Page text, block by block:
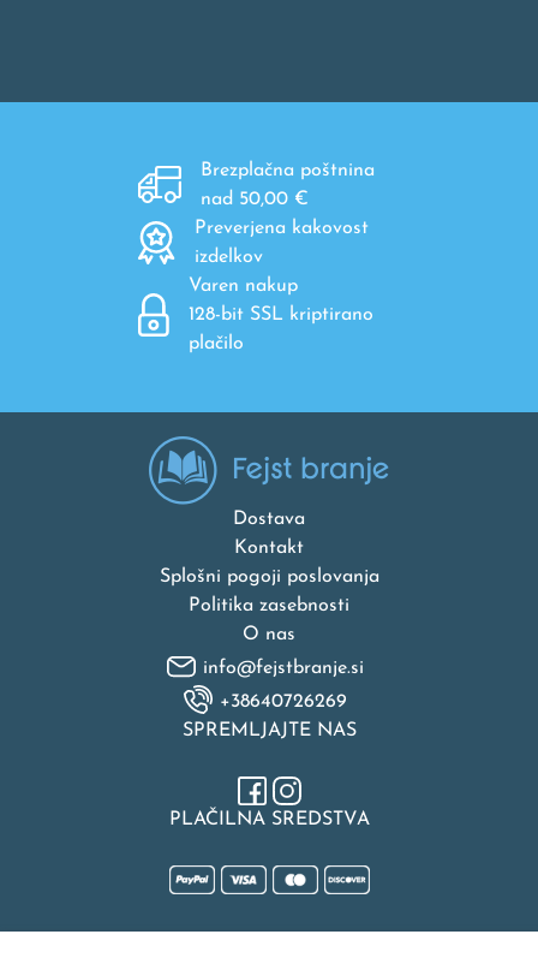
Brezplačna poštnina
nad 50,00 €
Preverjena kakovost
izdelkov
Varen nakup
128-bit SSL kriptirano
plačilo
Dostava
Kontakt
Splošni pogoji poslovanja
Politika zasebnosti
O nas
info@fejstbranje.si
+38640726269
SPREMLJAJTE NAS
PLAČILNA SREDSTVA